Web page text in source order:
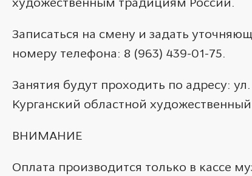
художественным традициям России.
Записаться на смену и задать
номеру телефона: 8 (963) 439-01-75.
Занятия будут проходить по адресу:
Курганский областной
ВНИМАНИЕ
Оплата производится только в кассе